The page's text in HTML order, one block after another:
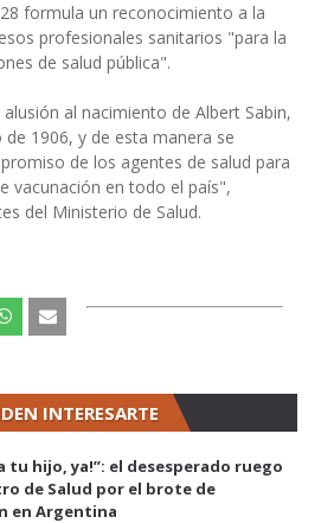
formula un reconocimiento a la
profesionales sanitarios "para la
de salud pública".
al nacimiento de Albert Sabin,
1906, y de esta manera se
de los agentes de salud para
vacunación en todo el país",
del Ministerio de Salud.
INTERESARTE
tu hijo, ya!”: el desesperado ruego
de Salud por el brote de
en Argentina